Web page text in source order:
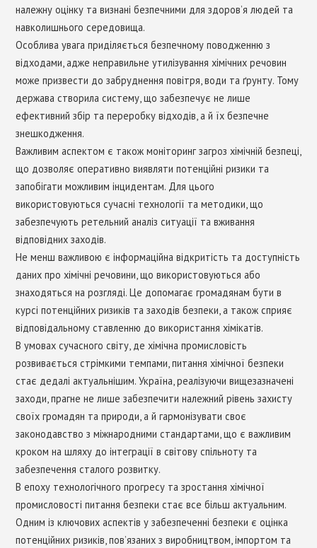
належну оцінку та визнані безпечними для здоров’я людей та
навколишнього середовища.
Особлива увага приділяється безпечному поводженню з
відходами, адже неправильне утилізування хімічних речовин
може призвести до забруднення повітря, води та ґрунту. Тому
держава створила систему, що забезпечує не лише
ефективний збір та переробку відходів, а й їх безпечне
знешкодження.
Важливим аспектом є також моніторинг загроз хімічній безпеці,
що дозволяє оперативно виявляти потенційні ризики та
запобігати можливим інцидентам. Для цього
використовуються сучасні технології та методики, що
забезпечують ретельний аналіз ситуації та вживання
відповідних заходів.
Не менш важливою є інформаційна відкритість та доступність
даних про хімічні речовини, що використовуються або
знаходяться на розгляді. Це допомагає громадянам бути в
курсі потенційних ризиків та заходів безпеки, а також сприяє
відповідальному ставленню до використання хімікатів.
В умовах сучасного світу, де хімічна промисловість
розвивається стрімкими темпами, питання хімічної безпеки
стає дедалі актуальнішим. Україна, реалізуючи вищезазначені
заходи, прагне не лише забезпечити належний рівень захисту
своїх громадян та природи, а й гармонізувати своє
законодавство з міжнародними стандартами, що є важливим
кроком на шляху до інтеграції в світову спільноту та
забезпечення сталого розвитку.
В епоху технологічного прогресу та зростання хімічної
промисловості питання безпеки стає все більш актуальним.
Одним із ключових аспектів у забезпеченні безпеки є оцінка
потенційних ризиків, пов’язаних з виробництвом, імпортом та